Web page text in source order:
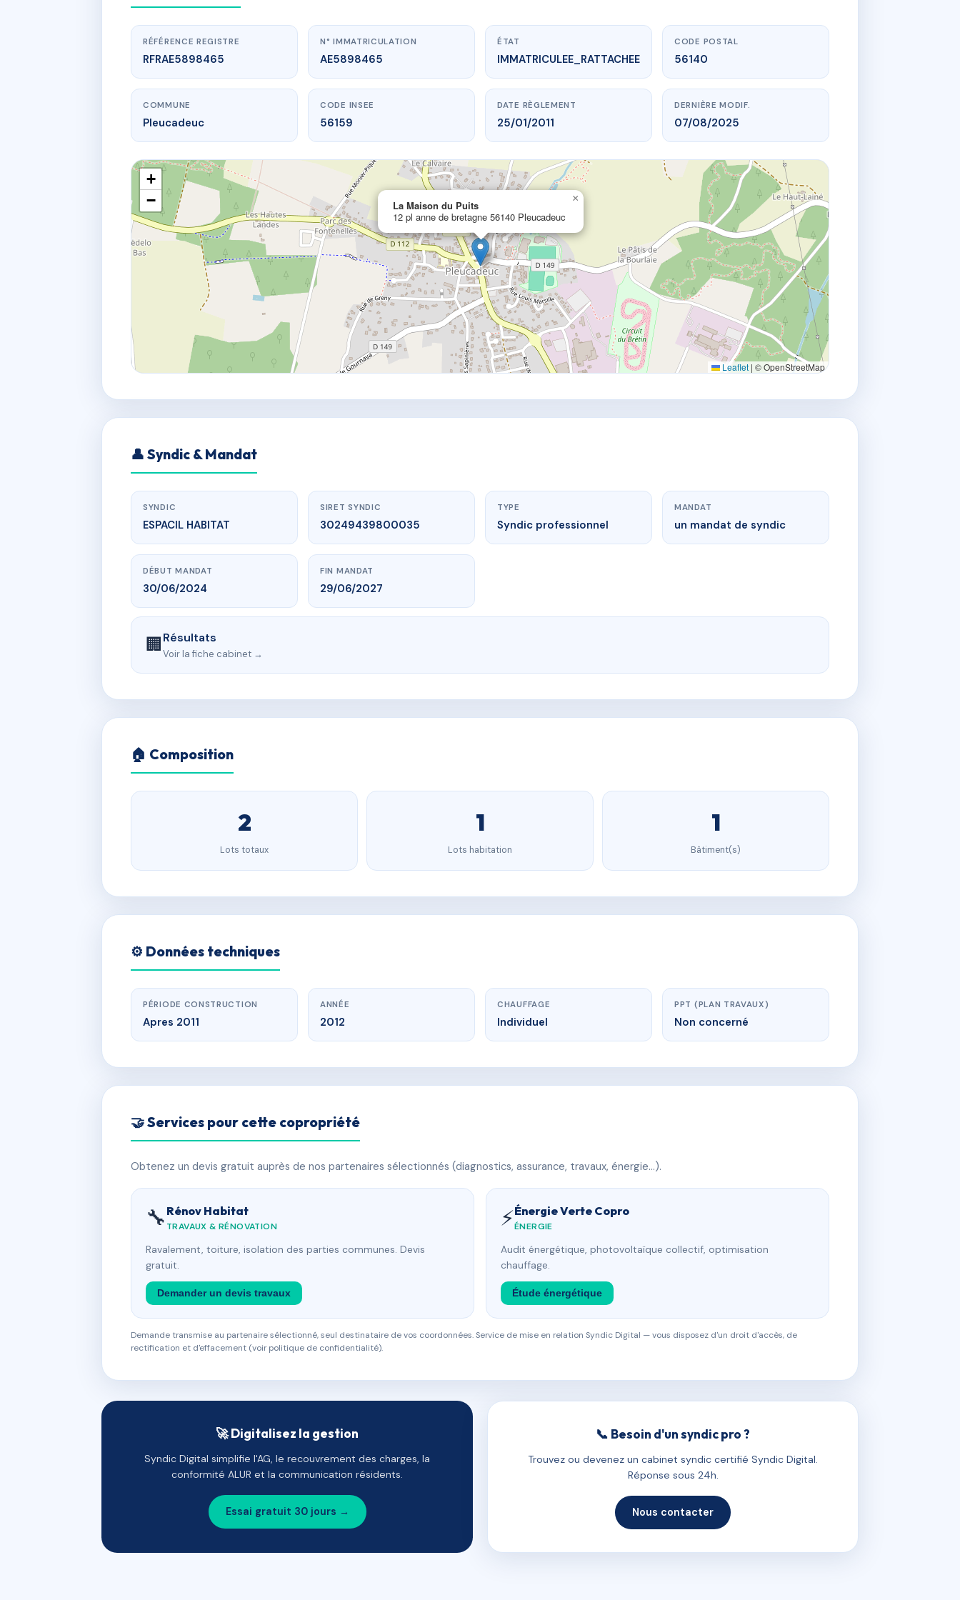
www.vme.plus/AE5898465
La Maison du Puits
12 pl anne de bretagne56140 Pleucadeuc
RÉFÉRENCE REGISTRE
RFRAE5898465
N° IMMATRICULATION
AE5898465
ÉTAT
IMMATRICULEE_RATTACHEE
CODE POSTAL
56140
COMMUNE
Pleucadeuc
CODE INSEE
56159
DATE RÈGLEMENT
25/01/2011
DERNIÈRE MODIF.
07/08/2025
La Maison du Puits
12 pl anne de bretagne 56140 Pleucadeuc
×
+
−
Leaflet | © OpenStreetMap
👤 Syndic & Mandat
SYNDIC
ESPACIL HABITAT
SIRET SYNDIC
30249439800035
TYPE
Syndic professionnel
MANDAT
un mandat de syndic
DÉBUT MANDAT
30/06/2024
FIN MANDAT
29/06/2027
🏢Résultats
Voir la fiche cabinet →
🏠 Composition
2
Lots totaux
1
Lots habitation
1
Bâtiment(s)
⚙️ Données techniques
PÉRIODE CONSTRUCTION
Apres 2011
ANNÉE
2012
CHAUFFAGE
Individuel
PPT (PLAN TRAVAUX)
Non concerné
🤝 Services pour cette copropriété
Obtenez un devis gratuit auprès de nos partenaires sélectionnés (diagnostics, assurance, travaux, énergie…).
🔧 Rénov Habitat
TRAVAUX & RÉNOVATION
Ravalement, toiture, isolation des parties communes. Devis
gratuit.
Demander un devis travaux
⚡Énergie Verte Copro
ÉNERGIE
Audit énergétique, photovoltaïque collectif, optimisation
chauffage.
Étude énergétique
Demande transmise au partenaire sélectionné, seul destinataire de vos coordonnées. Service de mise en relation Syndic Digital — vous disposez d'un droit d'accès, de
rectification et d'effacement (voir politique de confidentialité).
🚀 Digitalisez la gestion
Syndic Digital simplifie l'AG, le recouvrement des charges, la
conformité ALUR et la communication résidents.
Essai gratuit 30 jours →
📞 Besoin d'un syndic pro ?
Trouvez ou devenez un cabinet syndic certifié Syndic Digital.
Réponse sous 24h.
Nous contacter